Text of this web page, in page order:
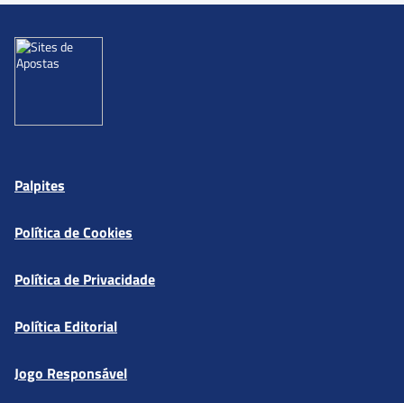
Palpites
Política de Cookies
Política de Privacidade
Política Editorial
Jogo Responsável